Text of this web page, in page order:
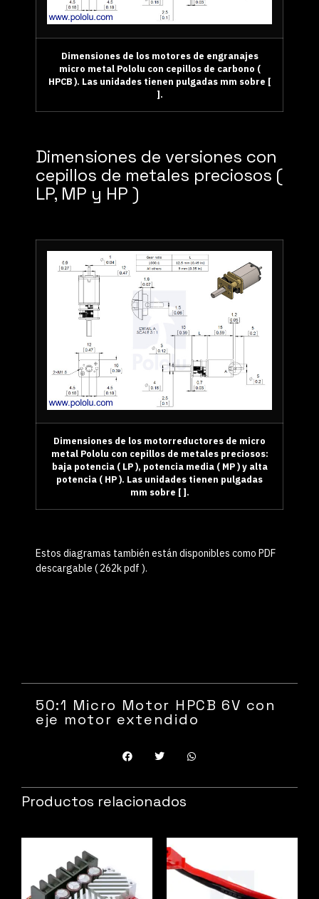
Dimensiones de los motores de engranajes
micro metal Pololu con cepillos de carbono (
HPCB ). Las unidades tienen pulgadas mm sobre [
].
Dimensiones de versiones con
cepillos de metales preciosos (
LP, MP y HP )
Dimensiones de los motorreductores de micro
metal Pololu con cepillos de metales preciosos:
baja potencia ( LP ), potencia media ( MP ) y alta
potencia ( HP ). Las unidades tienen pulgadas
mm sobre [ ].
Estos diagramas también están disponibles como PDF
descargable ( 262k pdf ).
50:1 Micro Motor HPCB 6V con
eje motor extendido
Productos relacionados